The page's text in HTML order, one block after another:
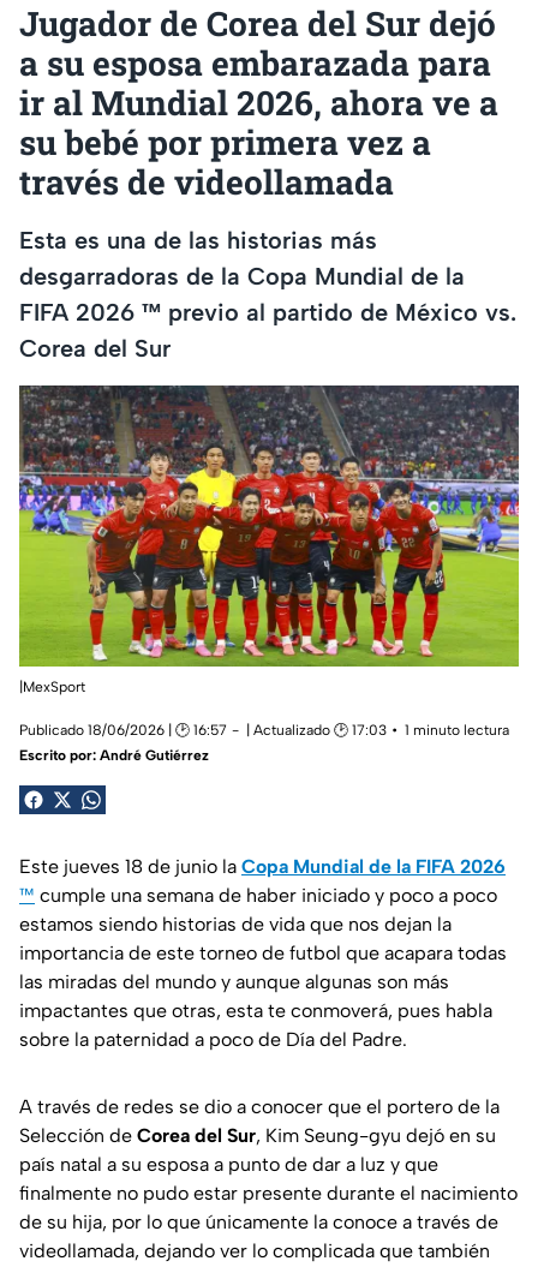
Jugador de Corea del Sur dejó
a su esposa embarazada para
ir al Mundial 2026, ahora ve a
su bebé por primera vez a
través de videollamada
Esta es una de las historias más
desgarradoras de la Copa Mundial de la
FIFA 2026 ™ previo al partido de México vs.
Corea del Sur
|MexSport
Publicado 18/06/2026 | 🕑 16:57 | Actualizado 🕑 17:03
1 minuto lectura
Escrito por: André Gutiérrez
Este jueves 18 de junio la Copa Mundial de la FIFA 2026
™ cumple una semana de haber iniciado y poco a poco
estamos siendo historias de vida que nos dejan la
importancia de este torneo de futbol que acapara todas
las miradas del mundo y aunque algunas son más
impactantes que otras, esta te conmoverá, pues habla
sobre la paternidad a poco de Día del Padre.
A través de redes se dio a conocer que el portero de la
Selección de Corea del Sur, Kim Seung-gyu dejó en su
país natal a su esposa a punto de dar a luz y que
finalmente no pudo estar presente durante el nacimiento
de su hija, por lo que únicamente la conoce a través de
videollamada, dejando ver lo complicada que también